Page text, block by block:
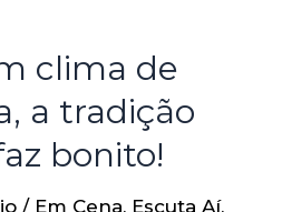
clima de
a tradição
bonito!
/ Em Cena, Escuta Aí,